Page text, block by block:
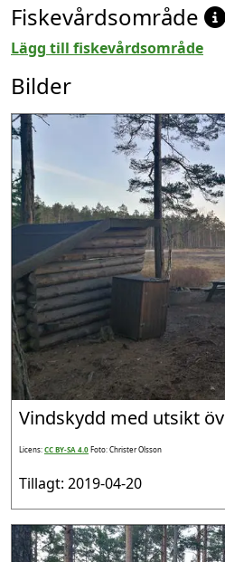
Fiskevårdsområde
Lägg till fiskevårdsområde
Bilder
Vindskydd med utsikt
Licens:CC BY-SA 4.0Foto: Christer Olsson
Tillagt: 2019-04-20